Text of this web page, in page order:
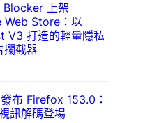
上架
Web Store：以
V3 打造的輕量隱私
攔截器
布 Firefox 153.0：
訊解碼登場